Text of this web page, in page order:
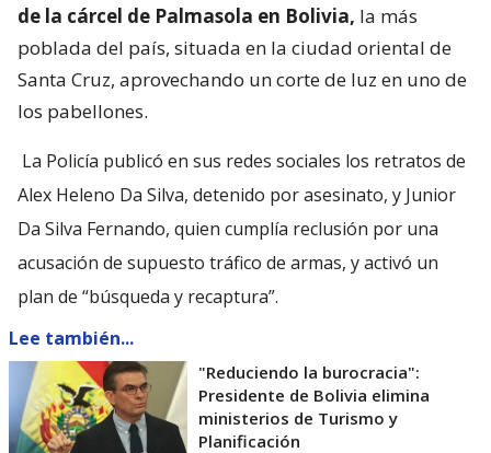
de la cárcel de Palmasola en Bolivia, la más
poblada del país, situada en la ciudad oriental de
Santa Cruz, aprovechando un corte de luz en uno de
los pabellones.
La Policía publicó en sus redes sociales los retratos de
Alex Heleno Da Silva, detenido por asesinato, y Junior
Da Silva Fernando, quien cumplía reclusión por una
acusación de supuesto tráfico de armas, y activó un
plan de “búsqueda y recaptura”.
Lee también...
"Reduciendo la burocracia":
Presidente de Bolivia elimina
ministerios de Turismo y
Planificación